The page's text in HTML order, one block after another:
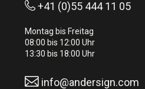
+41 (0)55 444 11 05
Montag bis Freitag
08:00 bis 12:00 Uhr
13:30 bis 18:00 Uhr
info@andersign.com